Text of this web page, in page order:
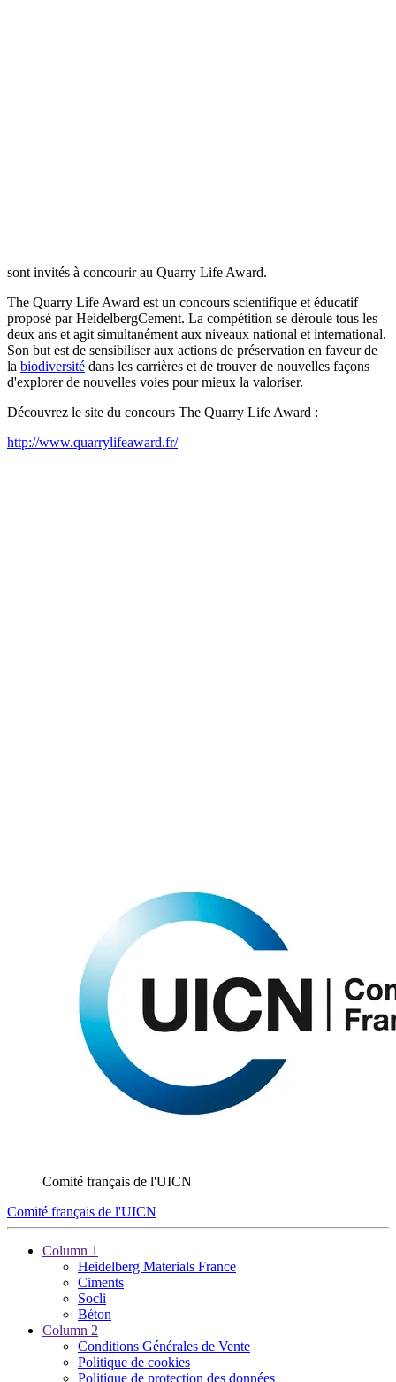
sont invités à concourir au Quarry Life Award.
The Quarry Life Award est un concours scientifique et éducatif
proposé par HeidelbergCement. La compétition se déroule tous les
deux ans et agit simultanément aux niveaux national et international.
Son but est de sensibiliser aux actions de préservation en faveur de
la biodiversité dans les carrières et de trouver de nouvelles façons
d'explorer de nouvelles voies pour mieux la valoriser.
Découvrez le site du concours The Quarry Life Award :
http://www.quarrylifeaward.fr/
Comité français de l'UICN
Comité français de l'UICN
Column 1
Heidelberg Materials France
Ciments
Socli
Béton
Column 2
Conditions Générales de Vente
Politique de cookies
Politique de protection des données